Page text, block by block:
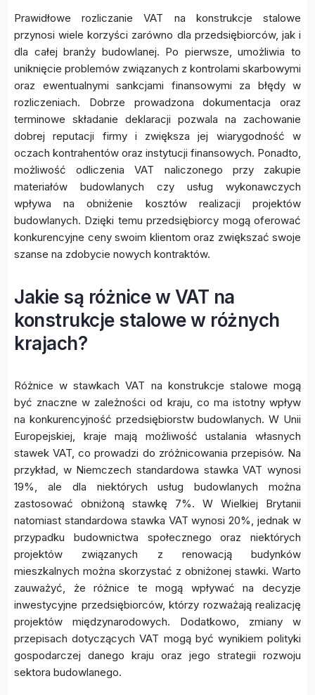
Prawidłowe rozliczanie VAT na konstrukcje stalowe
przynosi wiele korzyści zarówno dla przedsiębiorców, jak i
dla całej branży budowlanej. Po pierwsze, umożliwia to
uniknięcie problemów związanych z kontrolami skarbowymi
oraz ewentualnymi sankcjami finansowymi za błędy w
rozliczeniach. Dobrze prowadzona dokumentacja oraz
terminowe składanie deklaracji pozwala na zachowanie
dobrej reputacji firmy i zwiększa jej wiarygodność w
oczach kontrahentów oraz instytucji finansowych. Ponadto,
możliwość odliczenia VAT naliczonego przy zakupie
materiałów budowlanych czy usług wykonawczych
wpływa na obniżenie kosztów realizacji projektów
budowlanych. Dzięki temu przedsiębiorcy mogą oferować
konkurencyjne ceny swoim klientom oraz zwiększać swoje
szanse na zdobycie nowych kontraktów.
Jakie są różnice w VAT na
konstrukcje stalowe w różnych
krajach?
Różnice w stawkach VAT na konstrukcje stalowe mogą
być znaczne w zależności od kraju, co ma istotny wpływ
na konkurencyjność przedsiębiorstw budowlanych. W Unii
Europejskiej, kraje mają możliwość ustalania własnych
stawek VAT, co prowadzi do zróżnicowania przepisów. Na
przykład, w Niemczech standardowa stawka VAT wynosi
19%, ale dla niektórych usług budowlanych można
zastosować obniżoną stawkę 7%. W Wielkiej Brytanii
natomiast standardowa stawka VAT wynosi 20%, jednak w
przypadku budownictwa społecznego oraz niektórych
projektów związanych z renowacją budynków
mieszkalnych można skorzystać z obniżonej stawki. Warto
zauważyć, że różnice te mogą wpływać na decyzje
inwestycyjne przedsiębiorców, którzy rozważają realizację
projektów międzynarodowych. Dodatkowo, zmiany w
przepisach dotyczących VAT mogą być wynikiem polityki
gospodarczej danego kraju oraz jego strategii rozwoju
sektora budowlanego.